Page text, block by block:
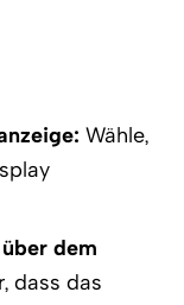
Wähle,
dem
dass das